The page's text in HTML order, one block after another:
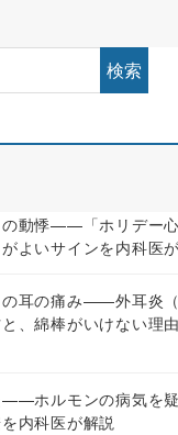
検索
動悸——「ホリデー心
よいサインを内科医
の耳の痛み——外耳炎
、綿棒がいけない理
ホルモンの病気を疑
内科医が解説